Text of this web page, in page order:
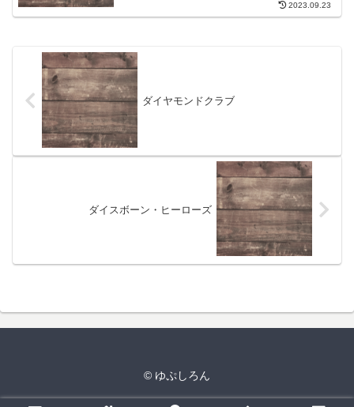
2023.09.23
ダイヤモンドクラブ
ダイスボーン・ヒーローズ
© ゆぷしろん